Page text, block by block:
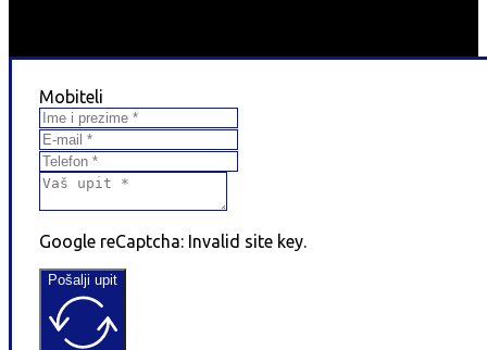
Mobiteli
Google reCaptcha: Invalid site key.
Pošalji upit